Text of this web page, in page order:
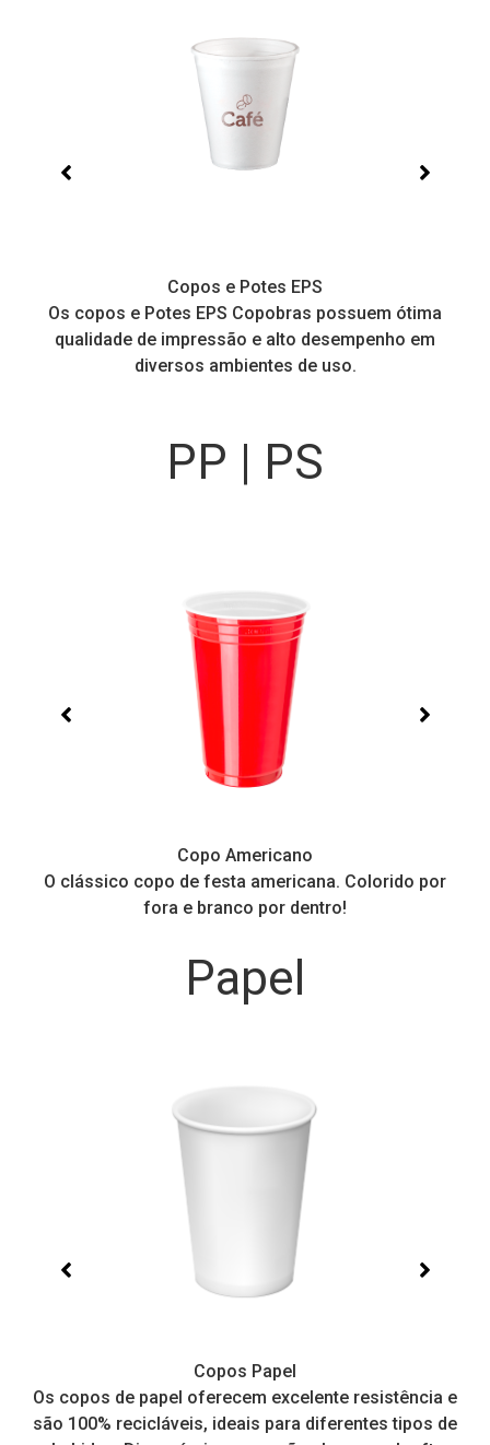
Copos e Potes EPS
Os copos e Potes EPS Copobras possuem ótima
qualidade de impressão e alto desempenho em
diversos ambientes de uso.
PP | PS
Copo Americano
O clássico copo de festa americana. Colorido por
fora e branco por dentro!
Papel
Copos Papel
Os copos de papel oferecem excelente resistência e
são 100% recicláveis, ideais para diferentes tipos de